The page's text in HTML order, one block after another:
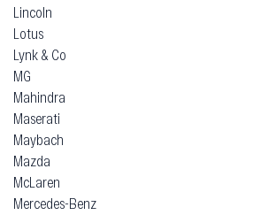
Lincoln
Lotus
Lynk & Co
MG
Mahindra
Maserati
Maybach
Mazda
McLaren
Mercedes-Benz